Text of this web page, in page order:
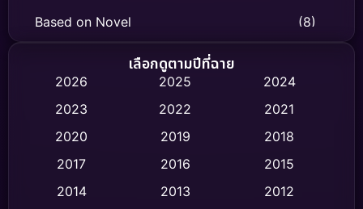
Based on Novel (8)
Biography ชีวิตจริง
Classic หนังคลาสสิก (47)
Comedy ตลก (446)
เลือกดูตามปีที่ฉาย
2026 2025
2024
2023
2022
2021
2020
2019
2018
2017
2016
2015
2014
2013
2012